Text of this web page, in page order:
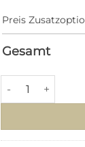
Preis
Gesamt
Schmiedeeisen